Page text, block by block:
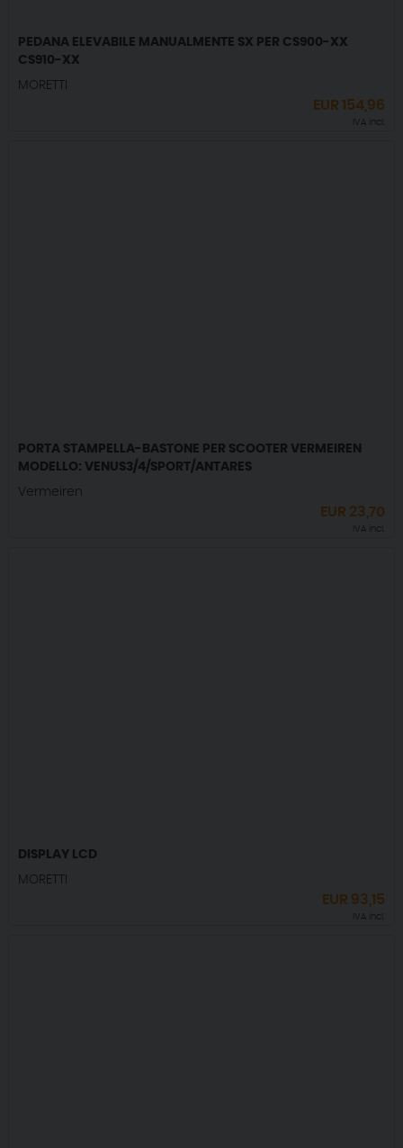
PEDANA ELEVABILE MANUALMENTE SX PER CS900-XX
CS910-XX
MORETTI
EUR154,96
IVA incl.
PORTA STAMPELLA-BASTONE PER SCOOTER VERMEIREN
MODELLO: VENUS3/4/SPORT/ANTARES
Vermeiren
EUR 23,70
IVA incl.
DISPLAY LCD
MORETTI
EUR 93,15
IVA incl.